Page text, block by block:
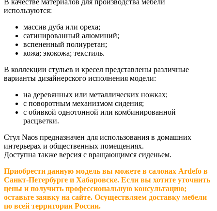
В качестве материалов для производства мебели
используются:
массив дуба или ореха;
сатинированный алюминий;
вспененный полиуретан;
кожа; экокожа; текстиль.
В коллекции стульев и кресел представлены различные
варианты дизайнерского исполнения модели:
на деревянных или металлических ножках;
с поворотным механизмом сидения;
с обивкой однотонной или комбинированной
расцветки.
Стул Naos предназначен для использования в домашних
интерьерах и общественных помещениях.
Доступна также версия с вращающимся сиденьем.
Приобрести данную модель вы можете в салонах Ardefo в
Санкт-Петербурге и Хабаровске. Если вы хотите уточнить
цены и получить профессиональную консультацию;
оставьте заявку на сайте. Осуществляем доставку мебели
по всей территории России.